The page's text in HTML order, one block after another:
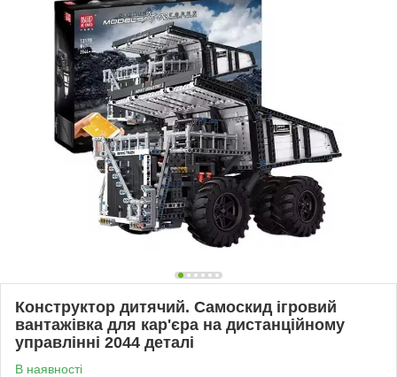
Конструктор дитячий. Самоскид ігровий
вантажівка для кар'єра на дистанційному
управлінні 2044 деталі
В наявності